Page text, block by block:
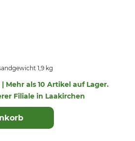
1,9 kg
Mehr als 10 Artikel auf Lager.
Filiale in Laakirchen